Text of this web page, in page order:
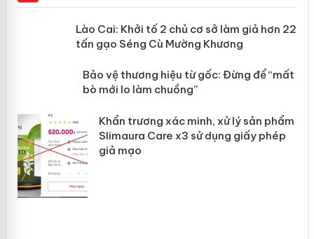
Lào Cai: Khởi tố 2 chủ cơ sở làm giả
hơn 22 tấn gạo Séng Cù Mường
Bảo vệ thương hiệu từ gốc: Đừng để
“mất bò mới lo làm chuồng”